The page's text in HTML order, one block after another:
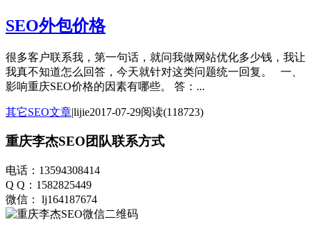
SEO外包价格
很多客户联系我，第一句话，就问我做网站优化多少钱，我让
我真不知道怎么回答，今天就针对这类问题统一回复。 一、
影响重庆SEO价格的因素有哪些。 答：...
其它SEO文章|lijie2017-07-29阅读(118723)
重庆李杰SEO团队联系方式
电话：13594308414
Q Q：1582825449
微信： lj164187674